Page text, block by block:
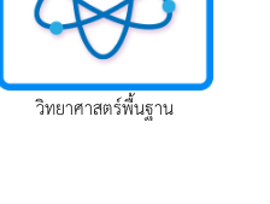
วิทยาศาสตร์พื้นฐาน